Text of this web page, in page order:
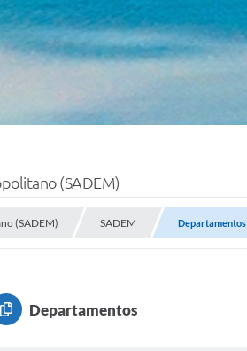
(SADEM)
(SADEM) SADEM Departamentos
Departamentos